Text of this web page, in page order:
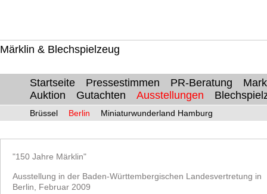
Märklin & Blechspielzeug
Startseite Pressestimmen PR-Beratung
Auktion
Gutachten Ausstellungen
Brüssel Berlin Miniaturwunderland Hamburg
"150 Jahre Märklin"
Ausstellung in der Baden-Württembergischen Landesvertretung in
Berlin, Februar 2009